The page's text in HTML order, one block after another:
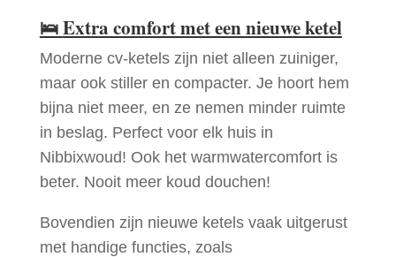
🛌Extra comfort met een nieuwe ketel
Moderne cv-ketels zijn niet alleen zuiniger,
maar ook stiller en compacter. Je hoort hem
bijna niet meer, en ze nemen minder ruimte
in beslag. Perfect voor elk huis in
Nibbixwoud! Ook het warmwatercomfort is
beter. Nooit meer koud douchen!
Bovendien zijn nieuwe ketels vaak uitgerust
met handige functies, zoals